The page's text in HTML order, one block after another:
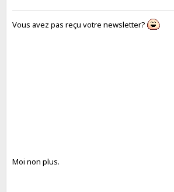
Vous avez pas reçu votre newsletter?
Moi non plus.